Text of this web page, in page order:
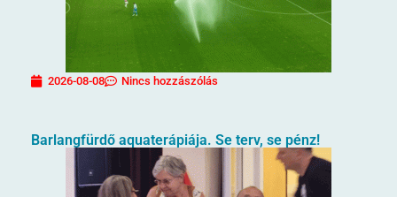
2026-08-08 Nincs hozzászólás
Barlangfürdő aquaterápiája. Se terv, se pénz!